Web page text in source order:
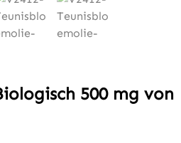
500 mg von